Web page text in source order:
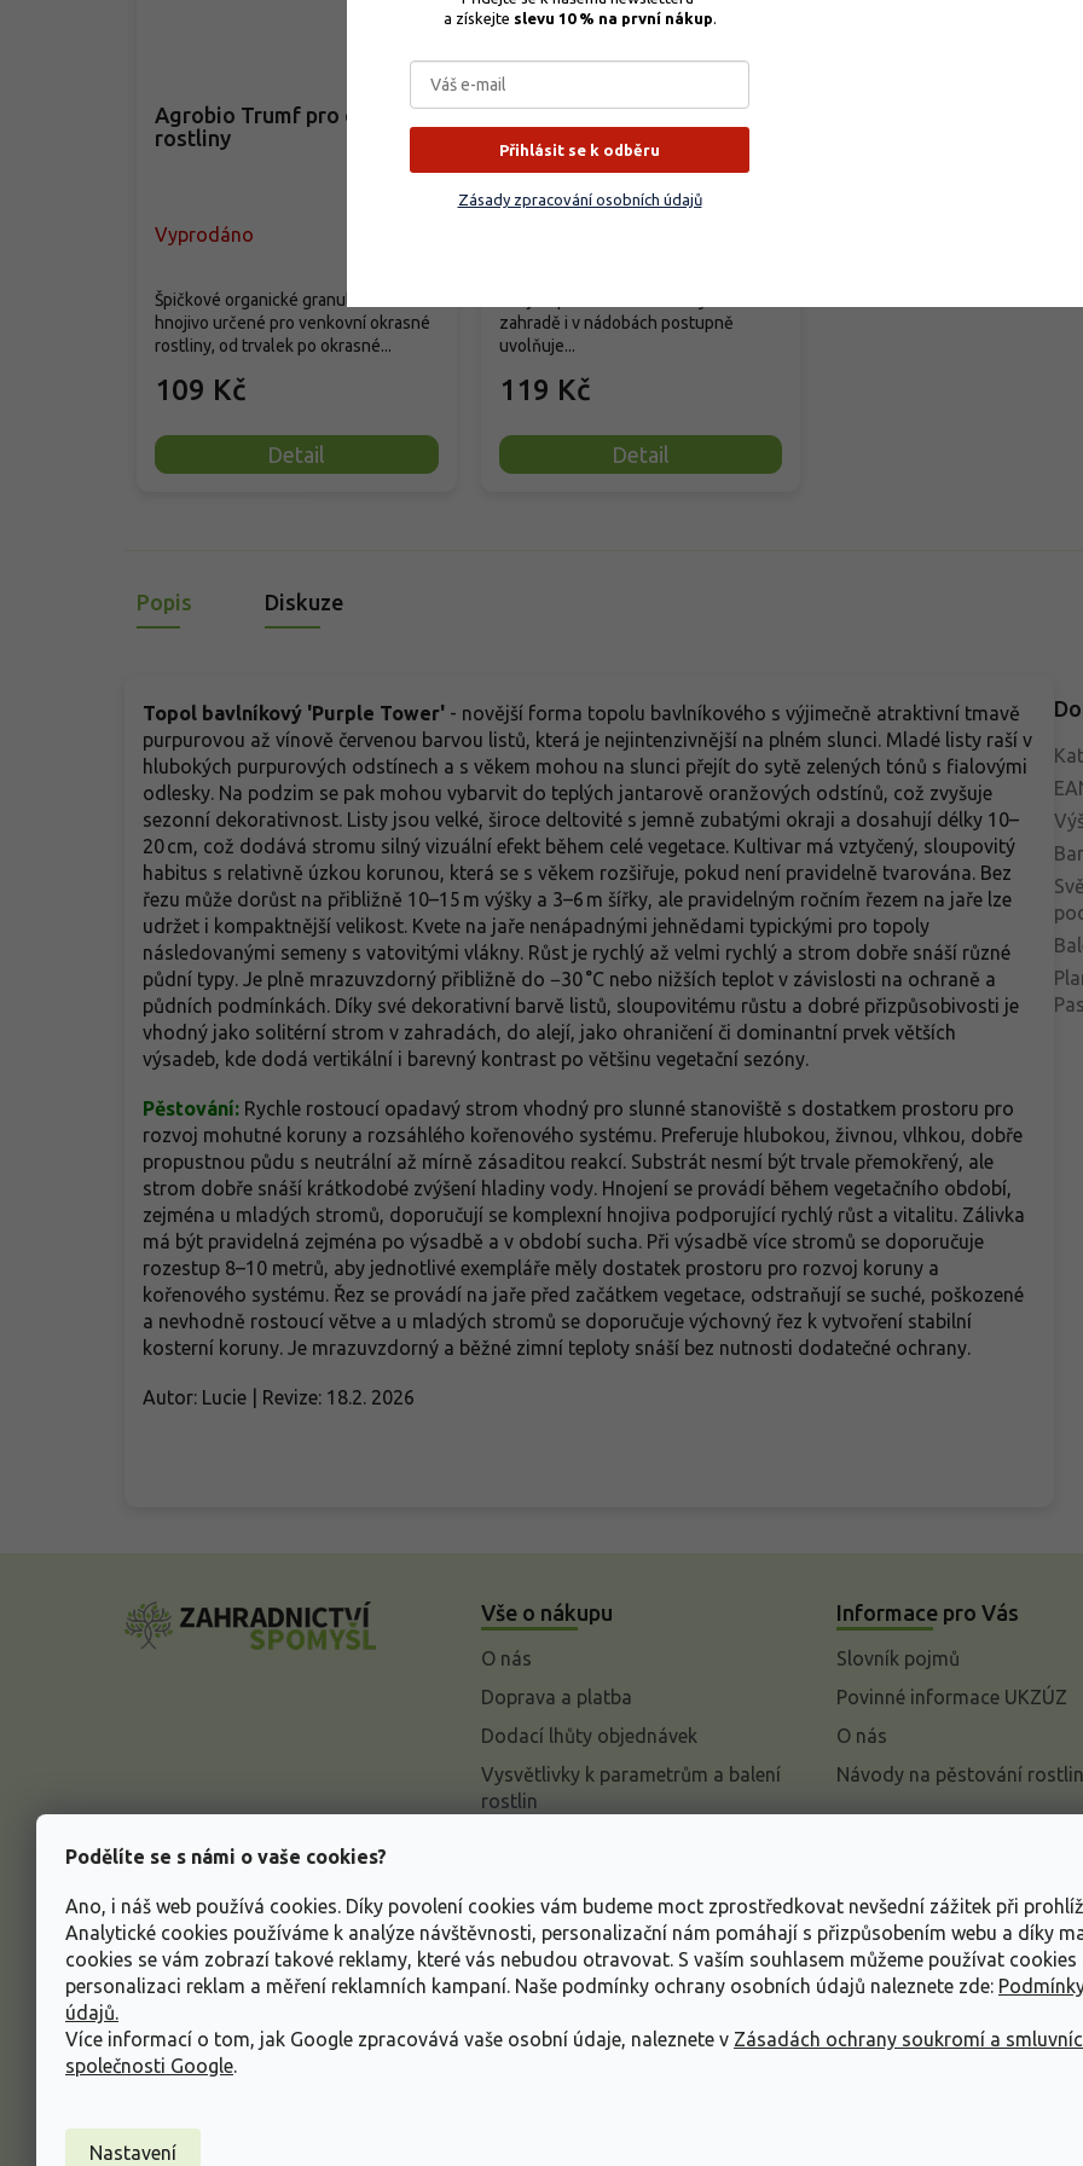
Podělíte se s námi o vaše cookies?
Ano, i náš web používá cookies. Díky povolení cookies vám budeme moct zprostředkovat nevšední zážitek při
Analytické cookies používáme k analýze návštěvnosti, personalizační nám pomáhají s přizpůsobením webu a díky
cookies se vám zobrazí takové reklamy, které vás nebudou otravovat. S vaším souhlasem můžeme používat
personalizaci reklam a měření reklamních kampaní. Naše podmínky ochrany osobních údajů naleznete zde:
údajů.
Více informací o tom, jak Google zpracovává vaše osobní údaje, naleznete v Zásadách ochrany soukromí a
společnosti Google.
Nastavení
Agrobio Trumf pro okrasné
rostliny
Vyprodáno
109 Kč
Detail
Špičkové organické granulované
hnojivo určené pro venkovní okrasné
rostliny, od trvalek po okrasné...
SILVA TABS - Okrasné
rostliny
119 Kč
Detail
zahradě i v nádobách postupně
uvolňuje...
Popis Diskuze
Topol bavlníkový 'Purple Tower' - novější forma topolu bavlníkového s výjimečně atraktivní tmavě
purpurovou až vínově červenou barvou listů, která je nejintenzivnější na plném slunci. Mladé listy raší v
hlubokých purpurových odstínech a s věkem mohou na slunci přejít do sytě zelených tónů s fialovými
odlesky. Na podzim se pak mohou vybarvit do teplých jantarově oranžových odstínů, což zvyšuje
sezonní dekorativnost. Listy jsou velké, široce deltovité s jemně zubatými okraji a dosahují délky 10–
20 cm, což dodává stromu silný vizuální efekt během celé vegetace. Kultivar má vztyčený, sloupovitý
habitus s relativně úzkou korunou, která se s věkem rozšiřuje, pokud není pravidelně tvarována. Bez
řezu může dorůst na přibližně 10–15 m výšky a 3–6 m šířky, ale pravidelným ročním řezem na jaře lze
udržet i kompaktnější velikost. Kvete na jaře nenápadnými jehnědami typickými pro topoly
následovanými semeny s vatovitými vlákny. Růst je rychlý až velmi rychlý a strom dobře snáší různé
půdní typy. Je plně mrazuvzdorný přibližně do −30 °C nebo nižších teplot v závislosti na ochraně a
půdních podmínkách. Díky své dekorativní barvě listů, sloupovitému růstu a dobré přizpůsobivosti je
vhodný jako solitérní strom v zahradách, do alejí, jako ohraničení či dominantní prvek větších
výsadeb, kde dodá vertikální i barevný kontrast po většinu vegetační sezóny.
Pěstování: Rychle rostoucí opadavý strom vhodný pro slunné stanoviště s dostatkem prostoru pro
rozvoj mohutné koruny a rozsáhlého kořenového systému. Preferuje hlubokou, živnou, vlhkou, dobře
propustnou půdu s neutrální až mírně zásaditou reakcí. Substrát nesmí být trvale přemokřený, ale
strom dobře snáší krátkodobé zvýšení hladiny vody. Hnojení se provádí během vegetačního období,
zejména u mladých stromů, doporučují se komplexní hnojiva podporující rychlý růst a vitalitu. Zálivka
má být pravidelná zejména po výsadbě a v období sucha. Při výsadbě více stromů se doporučuje
rozestup 8–10 metrů, aby jednotlivé exempláře měly dostatek prostoru pro rozvoj koruny a
kořenového systému. Řez se provádí na jaře před začátkem vegetace, odstraňují se suché, poškozené
a nevhodně rostoucí větve a u mladých stromů se doporučuje výchovný řez k vytvoření stabilní
kosterní koruny. Je mrazuvzdorný a běžné zimní teploty snáší bez nutnosti dodatečné ochrany.
Autor: Lucie | Revize: 18.2. 2026
Vše o nákupu
O nás
Doprava a platba
Dodací lhůty objednávek
Vysvětlivky k parametrům a balení
rostlin
Informace o ochraně osobních
údajů
Obchodní podmínky
Informace pro Vás
Slovník pojmů
Povinné informace UKZÚZ
O nás
Návody na pěstování rostlin
a získejte slevu 10 % na první nákup
Přihlásit se k odběru
Zásady zpracování osobních údajů